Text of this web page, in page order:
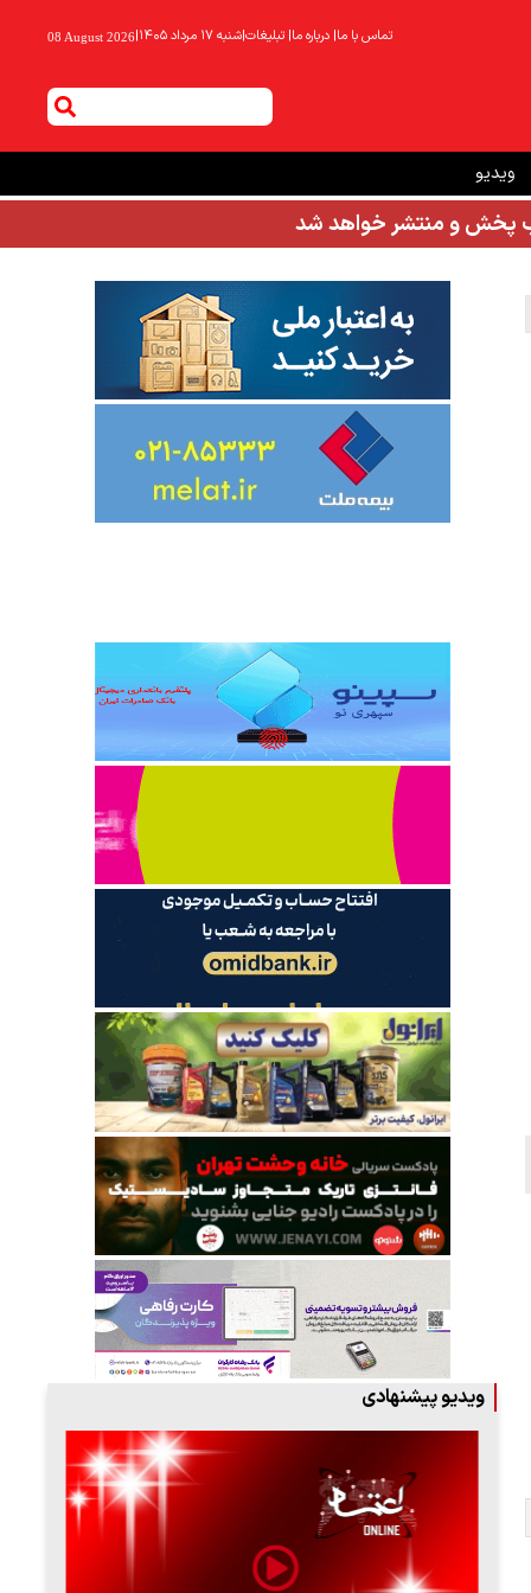
تماس با ما| درباره ما| تبلیغات|شنبه ۱۷ مرداد ۱۴۰۵ |
08 August 2026
ویدیو
پخش و منتشر خواهد شد
ویدیو پیشنهادی